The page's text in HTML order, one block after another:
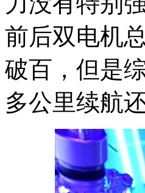
前后双电机
破百，但是
多公里续航